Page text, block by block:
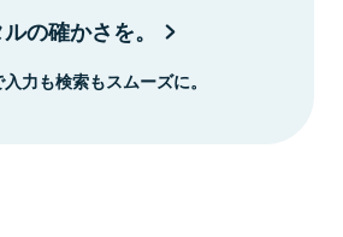
の確かさを。
力も検索もスムーズに。